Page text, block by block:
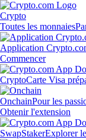
Crypto
Toutes les monnaies
Application
Commencer
CryptoCarte Visa
OnchainPour les
Obtenir l'extension
SwapStakerExplorer